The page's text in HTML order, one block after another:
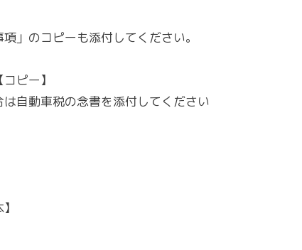
」のコピーも添付してください。
ピー】
自動車税の念書を添付してください